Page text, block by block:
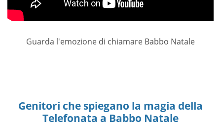
Guarda l'emozione di chiamare Babbo Natale
Genitori che spiegano la magia della
Telefonata a Babbo Natale